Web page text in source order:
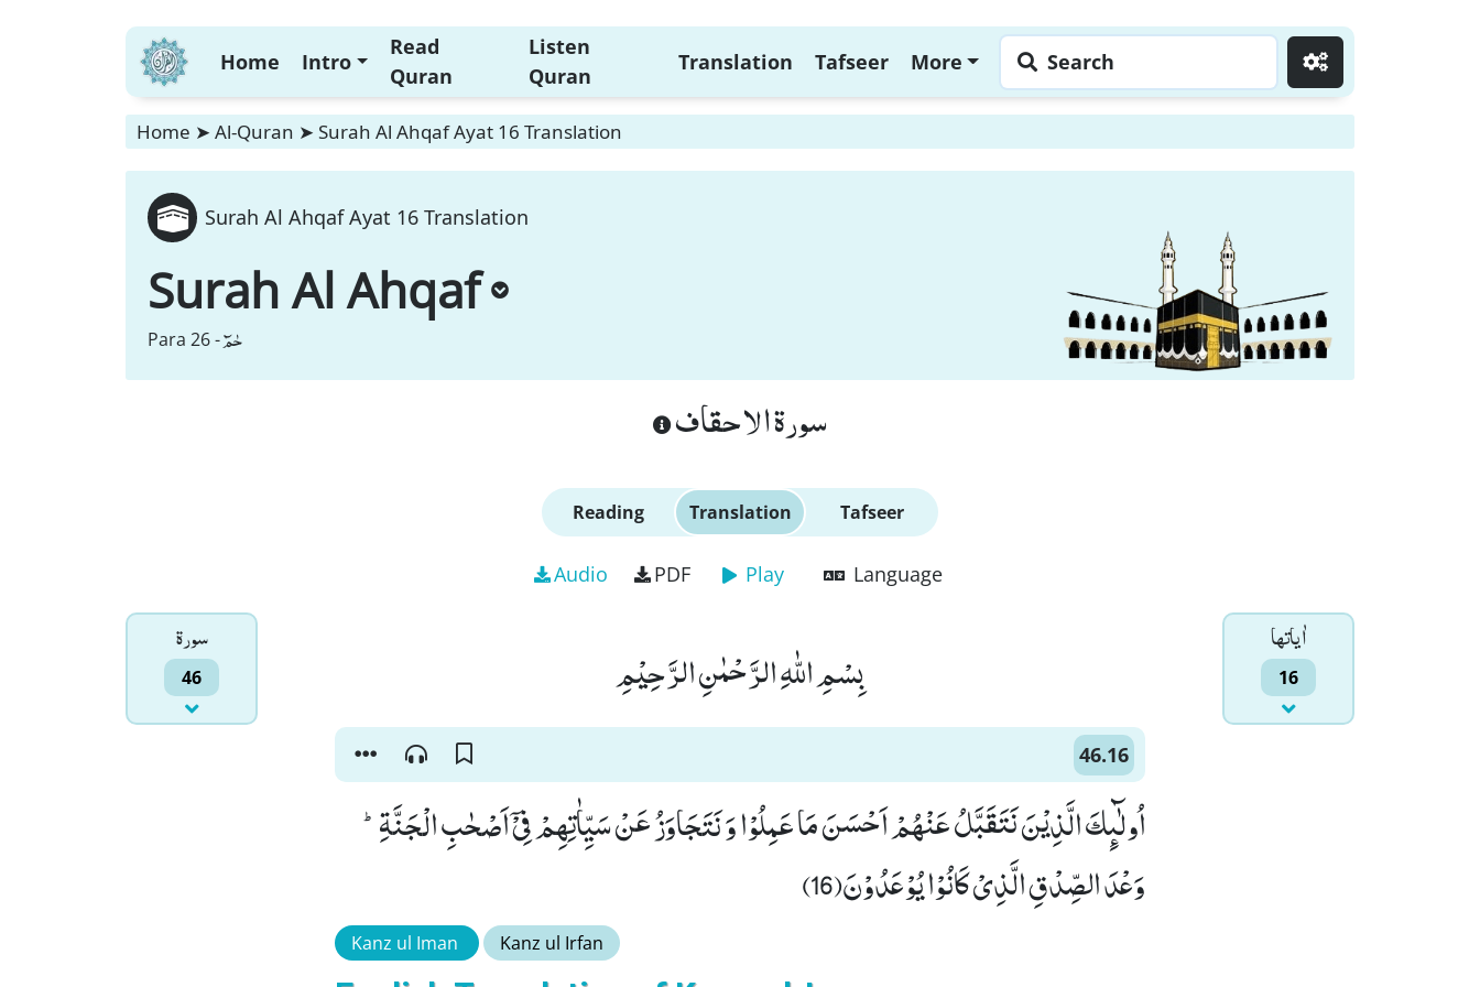
Home Intro
Read
Quran
Listen
Quran
Translation Tafseer More Search
Home ➤ Al-Quran ➤ Surah Al Ahqaf Ayat 16 Translation
Surah Al Ahqaf Ayat 16 Translation
Surah Al Ahqaf
Para 26 -حٰمٓ
سورة الاحقاف
Reading Translation Tafseer
Audio PDF Play Language
سورۃ
46
اٰياتها
16 بِسْمِ اللّٰهِ الرَّحْمٰنِ الرَّحِیْمِ
46.16
اُولٰٓىٕكَ الَّذِیْنَ نَتَقَبَّلُ عَنْهُمْ اَحْسَنَ مَا عَمِلُوْا وَ نَتَجَاوَزُ عَنْ سَیِّاٰتِهِمْ فِیْۤ اَصْحٰبِ الْجَنَّةِؕ-
وَعْدَ الصِّدْقِ الَّذِیْ كَانُوْا یُوْعَدُوْنَ(16)
Kanz ul Iman Kanz ul Irfan